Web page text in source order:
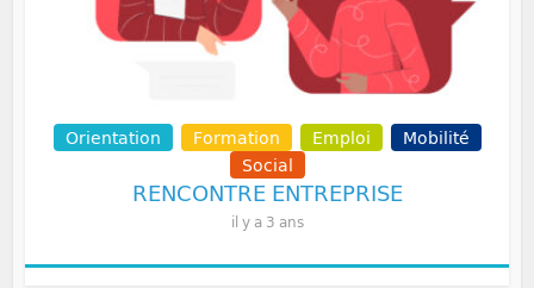
Orientation Formation Emploi
Mobilité
Social
RENCONTRE ENTREPRISE
il y a 3 ans